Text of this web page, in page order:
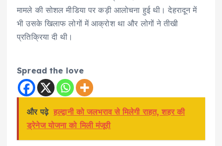
मामले की सोशल मीडिया पर कड़ी आलोचना हुई थी। देहरादून में
भी उसके खिलाफ लोगों में आक्रोश था और लोगों ने तीखी
प्रतिक्रिया दी थी।
Spread the love
और पढ़े हल्द्वानी को जलभराव से मिलेगी राहत, शहर की
ड्रेनेज योजना को मिली मंजूरी